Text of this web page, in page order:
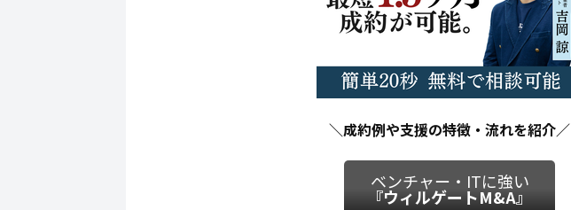
＼成約例や支援の特徴・流れを紹介／
ベンチャー・ITに強い
『ウィルゲートM&A』